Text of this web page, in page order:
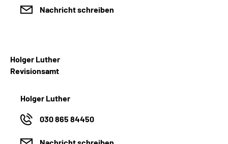
Nachricht schreiben
Holger Luther
Revisionsamt
Holger Luther
030 865 84450